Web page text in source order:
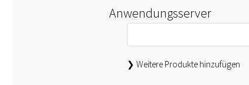
Anwendungsserver
❯ Weitere Produkte hinzufügen